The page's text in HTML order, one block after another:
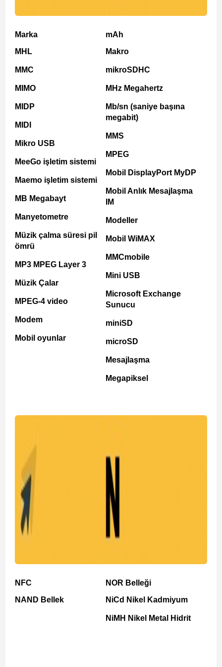
Marka
MHL
MMC
MIMO
MIDP
MIDI
Mikro USB
MeeGo işletim sistemi
Maemo işletim sistemi
MB Megabayt
Manyetometre
Müzik çalma süresi pil
ömrü
MP3 MPEG Layer 3
Müzik Çalar
MPEG-4 video
Modem
Mobil oyunlar
mAh
Makro
mikroSDHC
MHz Megahertz
Mb/sn (saniye başına
megabit)
MMS
MPEG
Mobil DisplayPort MyDP
Mobil Anlık Mesajlaşma
IM
Modeller
Mobil WiMAX
MMCmobile
Mini USB
Microsoft Exchange
Sunucu
miniSD
microSD
Mesajlaşma
Megapiksel
NFC
NAND Bellek
NOR Belleği
NiCd Nikel Kadmiyum
NiMH Nikel Metal Hidrit